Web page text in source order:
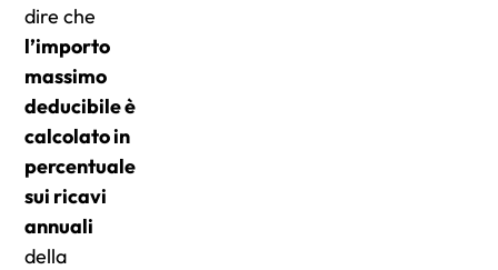
dire che
l’importo
massimo
deducibile è
calcolato in
percentuale
sui ricavi
annuali
della